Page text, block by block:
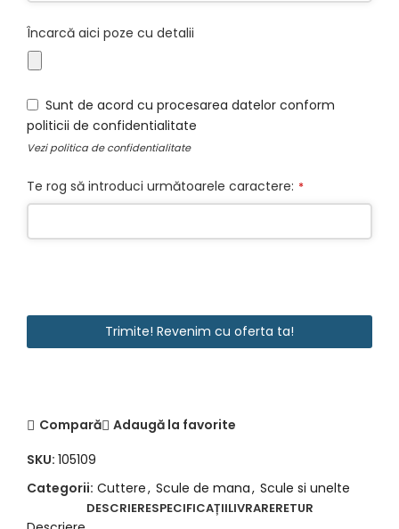
Contact
Email
Încarcă aici poze cu detalii
Sunt de acord cu procesarea datelor conform
politicii de confidentialitate
Vezipolitica de confidentialitate
Te rog să introduci următoarele caractere: *
Trimite! Revenim cu oferta ta!
Compară
Adaugă la favorite
SKU: 105109
Categorii: Cuttere, Scule de mana, Scule si unelte
DESCRIERESPECIFICAȚIILIVRARERETUR